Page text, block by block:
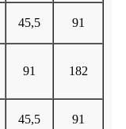
45,5 91
91 182
45,5 91